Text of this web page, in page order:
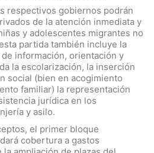
respectivos gobiernos podrán
de la atención inmediata y
y adolescentes migrantes no
partida también incluye la
información, orientación y
la escolarización, la inserción
social (bien en acogimiento
familiar) la representación
jurídica en los
y asilo.
el primer bloque
cobertura a gastos